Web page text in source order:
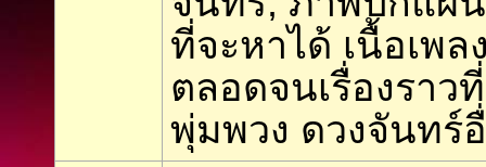
ที่จะหาได้ เนื้อเพล
ตลอดจนเรื่องราว
พุ่มพวง ดวงจันทร์